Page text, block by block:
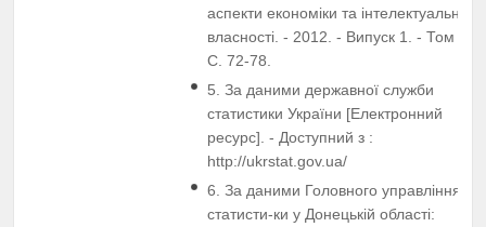
аспекти економіки та інтелектуальної
власності. - 2012. - Випуск 1. - Том 3. -
С. 72-78.
5. За даними державної служби
статистики України [Електронний
ресурс]. - Доступний з :
http://ukrstat.gov.ua/
6. За даними Головного управління
статисти-ки у Донецькій області: